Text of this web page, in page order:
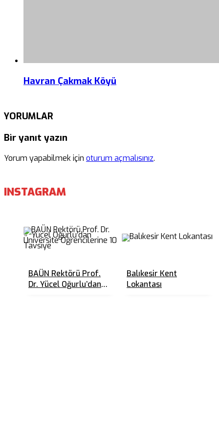
Havran Çakmak Köyü
YORUMLAR
Bir yanıt yazın
Yorum yapabilmek için oturum açmalısınız.
INSTAGRAM
BAÜN Rektörü Prof.
Dr. Yücel Oğurlu’dan
Balıkesir Kent
Lokantası